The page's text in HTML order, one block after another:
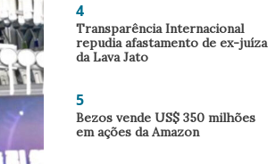
4
Transparência Internacional
repudia afastamento de ex-juíza
da Lava Jato
5
Bezos vende US$ 350 milhões
em ações da Amazon